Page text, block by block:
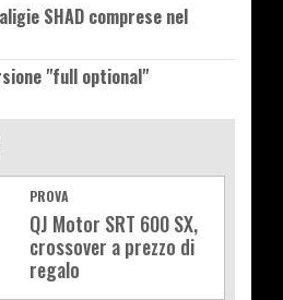
SHAD comprese nel
"full optional"
PROVA
QJ Motor SRT 600 SX,
crossover a prezzo di
regalo